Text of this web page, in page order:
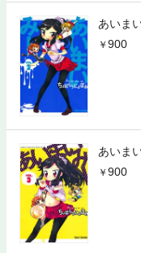
あいま
900
あいま
900